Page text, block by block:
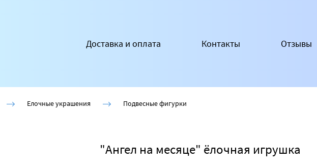
Доставка и оплата Контакты Отзывы
Елочные украшения Подвесные фигурки
"Ангел на месяце" ёлочная игрушка